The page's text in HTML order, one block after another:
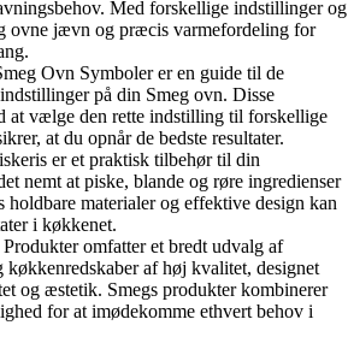
Med forskellige indstillinger og
ovne jævn og præcis varmefordeling for
Ovn Symboler er en guide til de
på din Smeg ovn. Disse
at vælge den rette indstilling til forskellige
at du opnår de bedste resultater.
er et praktisk tilbehør til din
nemt at piske, blande og røre ingredienser
materialer og effektive design kan
i køkkenet.
omfatter et bredt udvalg af
køkkenredskaber af høj kvalitet, designet
og æstetik. Smegs produkter kombinerer
for at imødekomme ethvert behov i